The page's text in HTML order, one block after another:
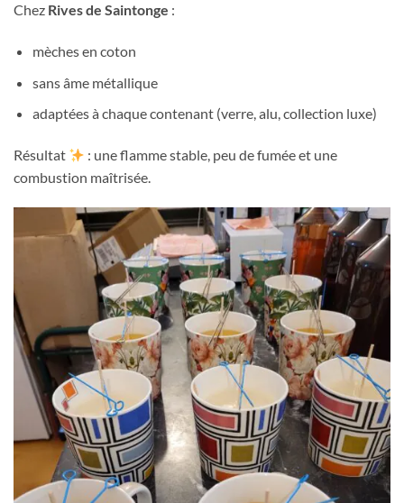
Chez Rives de Saintonge :
mèches en coton
sans âme métallique
adaptées à chaque contenant (verre, alu, collection luxe)
Résultat
: une flamme stable, peu de fumée et une
combustion maîtrisée.